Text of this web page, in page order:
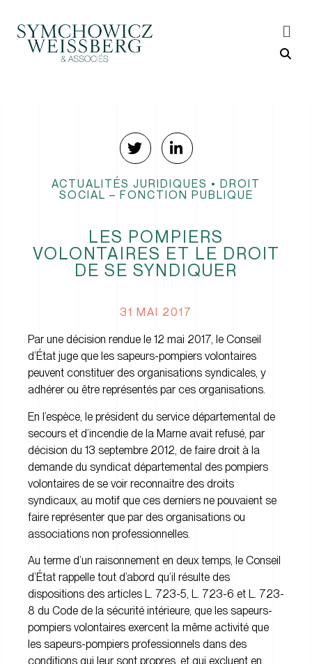
ACTUALITÉS JURIDIQUES • DROIT
SOCIAL – FONCTION PUBLIQUE
LES POMPIERS
VOLONTAIRES ET LE DROIT
DE SE SYNDIQUER
31 MAI 2017
Par une décision rendue le 12 mai 2017, le Conseil
d’État juge que les sapeurs-pompiers volontaires
peuvent constituer des organisations syndicales, y
adhérer ou être représentés par ces organisations.
En l’espèce, le président du service départemental de
secours et d’incendie de la Marne avait refusé, par
décision du 13 septembre 2012, de faire droit à la
demande du syndicat départemental des pompiers
volontaires de se voir reconnaitre des droits
syndicaux, au motif que ces derniers ne pouvaient se
faire représenter que par des organisations ou
associations non professionnelles.
Au terme d’un raisonnement en deux temps, le Conseil
d’État rappelle tout d’abord qu’il résulte des
dispositions des articles L. 723-5, L. 723-6 et L. 723-
8 du Code de la sécurité intérieure, que les sapeurs-
pompiers volontaires exercent la même activité que
les sapeurs-pompiers professionnels dans des
conditions qui leur sont propres, et qui excluent en